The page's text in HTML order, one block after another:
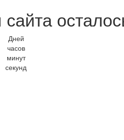
Дней
часов
минут
секунд